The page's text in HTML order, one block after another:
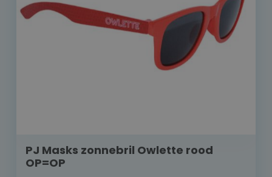
PJ Masks zonnebril Owlette rood
OP=OP